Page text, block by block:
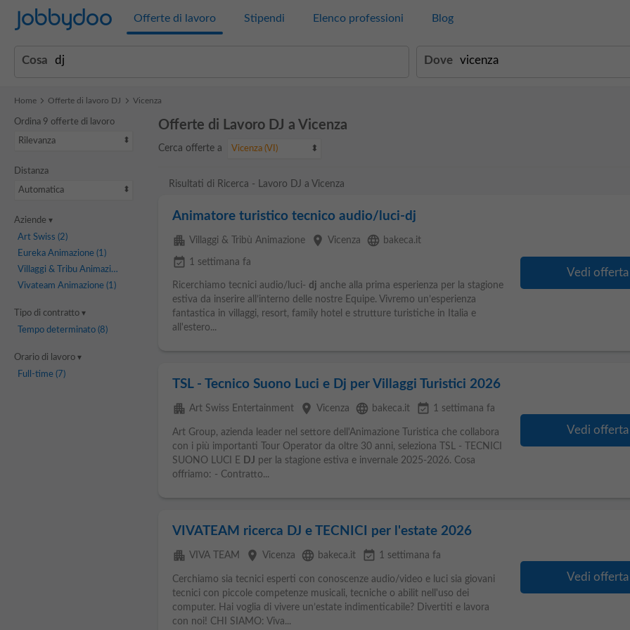
Jobbydoo Offerte di lavoro Stipendi Elenco professioni Blog
Cosa Dove
Home Offerte di lavoro DJ Vicenza
Ordina 9 offerte di lavoro
Rilevanza
Distanza
Automatica
Aziende
Art Swiss (2)
Eureka Animazione(1)
Villaggi & Tribu Animazione
Vivateam Animazione(1)
Tipo di contratto
Tempo determinato(8)
Orario di lavoro
Full-time(7)
Offerte di Lavoro DJ a Vicenza
Cerca offerte a Vicenza (VI)
Risultati di Ricerca - Lavoro DJ a Vicenza
Animatore turistico tecnico audio/luci-dj
apartment Villaggi & Tribù Animazione place Vicenza language bakeca.it
event_available 1 settimana fa
Ricerchiamo tecnici audio/luci- dj anche alla prima esperienza per la stagione
estiva da inserire all’interno delle nostre Equipe. Vivremo un’esperienza
fantastica in villaggi, resort, family hotel e strutture turistiche in Italia e
all'estero...
Vedi offerta
TSL - Tecnico Suono Luci e Dj per Villaggi Turistici 2026
apartment Art Swiss Entertainment place Vicenza language bakeca.it event_available 1 settimana fa
Art Group, azienda leader nel settore dell'Animazione Turistica che collabora
con i più importanti Tour Operator da oltre 30 anni, seleziona TSL - TECNICI
SUONO LUCI E DJ per la stagione estiva e invernale 2025-2026. Cosa
offriamo: - Contratto...
Vedi offerta
VIVATEAM ricerca DJ e TECNICI per l'estate 2026
apartment VIVA TEAM place Vicenza language bakeca.it event_available 1 settimana fa
Cerchiamo sia tecnici esperti con conoscenze audio/video e luci sia giovani
tecnici con piccole competenze musicali, tecniche o abilit nell'uso dei
computer. Hai voglia di vivere un’estate indimenticabile? Divertiti e lavora
con noi! CHI SIAMO: Viva...
Vedi offerta